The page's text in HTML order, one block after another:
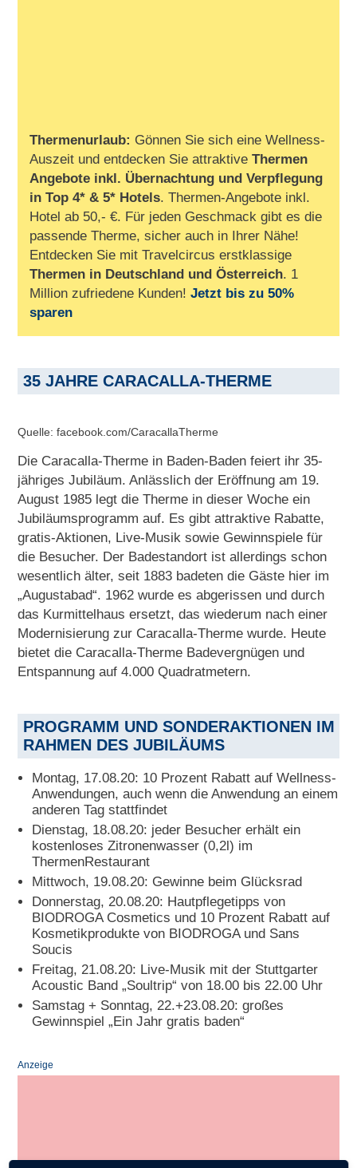
Thermenurlaub: Gönnen Sie sich eine Wellness-
Auszeit und entdecken Sie attraktiveThermen
Angebote inkl. Übernachtung und Verpflegung
in Top 4* & 5* Hotels. Thermen-Angebote inkl.
Hotel ab 50,- €. Für jeden Geschmack gibt es die
passende Therme, sicher auch in Ihrer Nähe!
Entdecken Sie mit Travelcircus erstklassige
Thermen in Deutschland und Österreich. 1
Million zufriedene Kunden!Jetzt bis zu 50%
sparen
35 JAHRE CARACALLA-THERME
Quelle: facebook.com/CaracallaTherme
Die Caracalla-Therme in Baden-Baden feiert ihr 35-
jähriges Jubiläum. Anlässlich der Eröffnung am 19.
August 1985 legt die Therme in dieser Woche ein
Jubiläumsprogramm auf. Es gibt attraktive Rabatte,
gratis-Aktionen, Live-Musik sowie Gewinnspiele für
die Besucher. Der Badestandort ist allerdings schon
wesentlich älter, seit 1883 badeten die Gäste hier im
„Augustabad“. 1962 wurde es abgerissen und durch
das Kurmittelhaus ersetzt, das wiederum nach einer
Modernisierung zur Caracalla-Therme wurde. Heute
bietet die Caracalla-Therme Badevergnügen und
Entspannung auf 4.000 Quadratmetern.
PROGRAMM UND SONDERAKTIONEN IM
RAHMEN DES JUBILÄUMS
Montag, 17.08.20: 10 Prozent Rabatt auf Wellness-
Anwendungen, auch wenn die Anwendung an einem
anderen Tag stattfindet
Dienstag, 18.08.20: jeder Besucher erhält ein
kostenloses Zitronenwasser (0,2l) im
ThermenRestaurant
Mittwoch, 19.08.20: Gewinne beim Glücksrad
Donnerstag, 20.08.20: Hautpflegetipps von
BIODROGA Cosmetics und 10 Prozent Rabatt auf
Kosmetikprodukte von BIODROGA und Sans
Soucis
Freitag, 21.08.20: Live-Musik mit der Stuttgarter
Acoustic Band „Soultrip“ von 18.00 bis 22.00 Uhr
Samstag + Sonntag, 22.+23.08.20: großes
Gewinnspiel „Ein Jahr gratis baden“
Anzeige